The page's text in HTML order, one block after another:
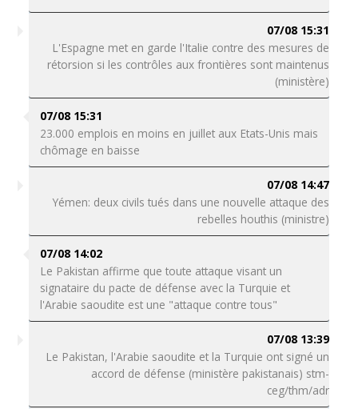
07/08 15:31
L'Espagne met en garde l'Italie contre des mesures de
rétorsion si les contrôles aux frontières sont maintenus
(ministère)
07/08 15:31
23.000 emplois en moins en juillet aux Etats-Unis mais
chômage en baisse
07/08 14:47
Yémen: deux civils tués dans une nouvelle attaque des
rebelles houthis (ministre)
07/08 14:02
Le Pakistan affirme que toute attaque visant un
signataire du pacte de défense avec la Turquie et
l'Arabie saoudite est une "attaque contre tous"
07/08 13:39
Le Pakistan, l'Arabie saoudite et la Turquie ont signé un
accord de défense (ministère pakistanais) stm-
ceg/thm/adr